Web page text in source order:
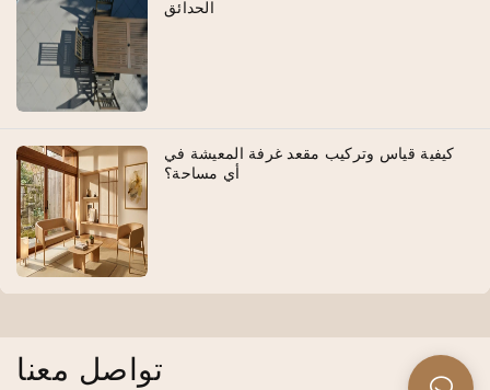
الحدائق
كيفية قياس وتركيب مقعد غرفة المعيشة في
أي مساحة؟
تواصل معنا